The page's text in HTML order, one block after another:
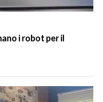
i robot per il